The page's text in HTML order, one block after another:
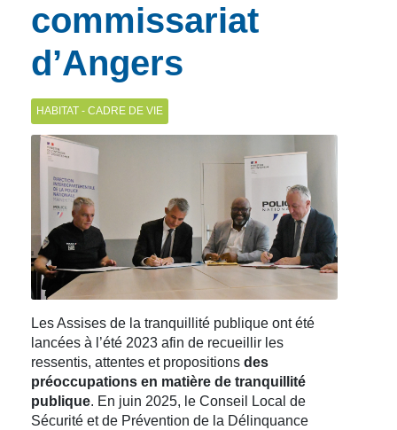
commissariat
d’Angers
HABITAT - CADRE DE VIE
Les Assises de la tranquillité publique ont été
lancées à l’été 2023 afin de recueillir les
ressentis, attentes et propositions des
préoccupations en matière de tranquillité
publique. En juin 2025, le Conseil Local de
Sécurité et de Prévention de la Délinquance